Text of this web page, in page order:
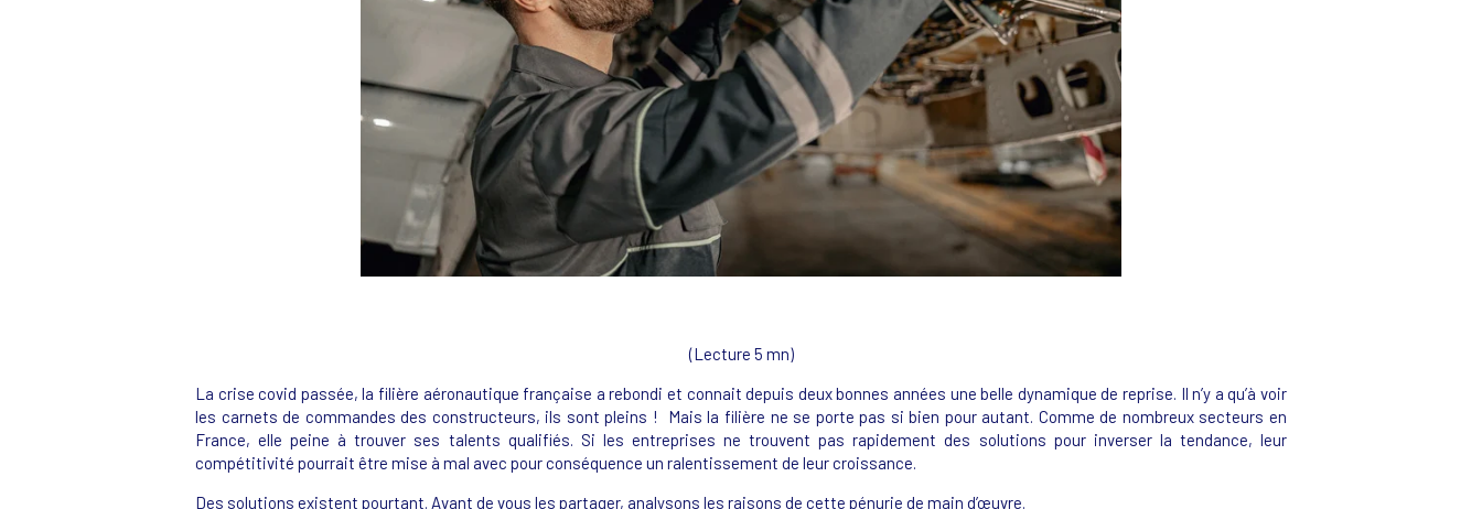
(Lecture 5 mn)
La crise covid passée, la filière aéronautique française a rebondi et connait depuis deux bonnes années une belle dynamique de reprise. Il n’y a qu’à voir
les carnets de commandes des constructeurs, ils sont pleins ! Mais la filière ne se porte pas si bien pour autant. Comme de nombreux secteurs en
France, elle peine à trouver ses talents qualifiés. Si les entreprises ne trouvent pas rapidement des solutions pour inverser la tendance, leur
compétitivité pourrait être mise à mal avec pour conséquence un ralentissement de leur croissance.
Des solutions existent pourtant. Avant de vous les partager, analysons les raisons de cette pénurie de main d’œuvre.